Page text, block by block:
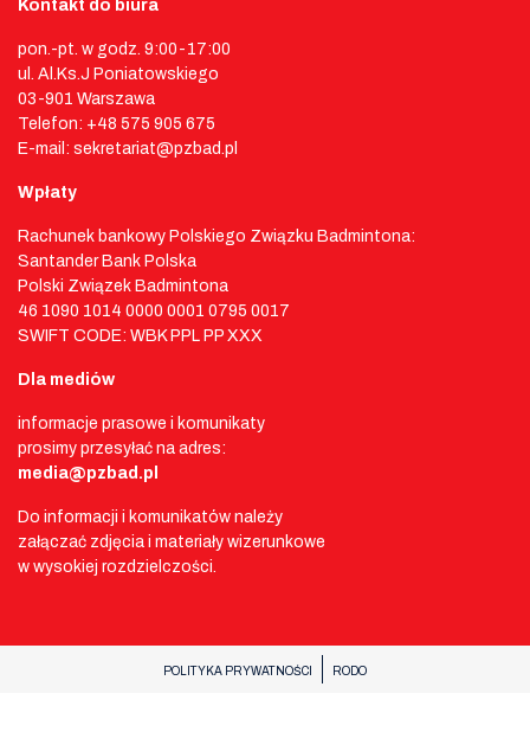
Kontakt do biura
pon.-pt. w godz. 9:00-17:00
ul. Al.Ks.J Poniatowskiego
03-901 Warszawa
Telefon: +48 575 905 675
E-mail: sekretariat@pzbad.pl
Wpłaty
Rachunek bankowy Polskiego Związku Badmintona:
Santander Bank Polska
Polski Związek Badmintona
46 1090 1014 0000 0001 0795 0017
SWIFT CODE: WBK PPL PP XXX
Dla mediów
informacje prasowe i komunikaty
prosimy przesyłać na adres:
media@pzbad.pl
Do informacji i komunikatów należy
załączać zdjęcia i materiały wizerunkowe
w wysokiej rozdzielczości.
POLITYKA PRYWATNOŚCI RODO